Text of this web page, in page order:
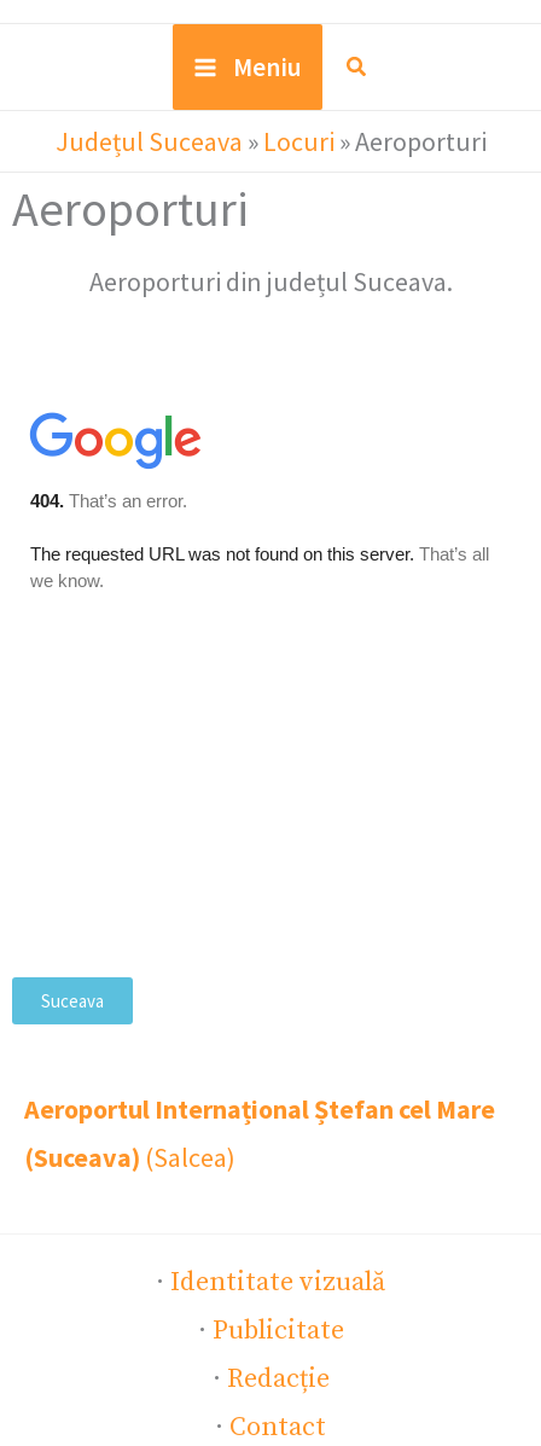
Meniu
Județul Suceava » Locuri »Aeroporturi
Aeroporturi
Aeroporturi din județul Suceava.
Suceava
Aeroportul Internațional Ștefan cel Mare
(Suceava) (Salcea)
· Identitate vizuală
· Publicitate
· Redacție
· Contact